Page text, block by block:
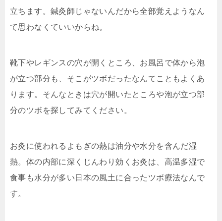
立ちます。鍼灸師じゃないんだから全部覚えようなん
て思わなくていいからね。
靴下やレギンスの穴が開くところ、お風呂で体から泡
が立つ部分も、そこがツボだったなんてこともよくあ
ります。 そんなときは穴が開いたところや泡が立つ部
分のツボを探 してみてください。
お灸に使われるよもぎの熱は油分や水分を含んだ湿
熱。体の内部に深くじんわり効くお灸は、高温多湿で
食事も水分が多い日本の風土に合ったツボ療法なんで
す。